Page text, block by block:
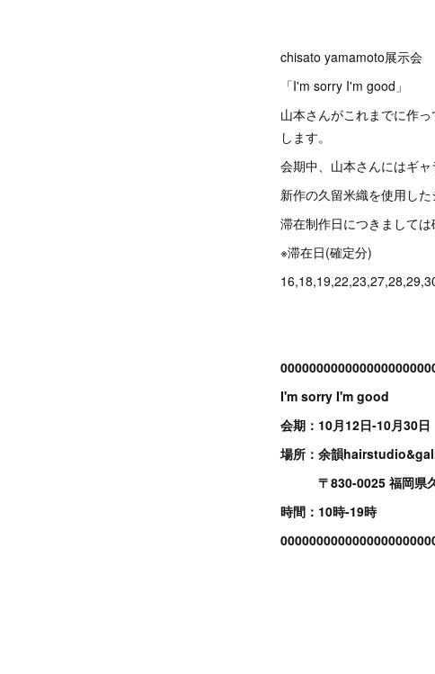
chisato yamamoto展示会
「I'm sorry I'm good」
山本さんがこれまでに作
します。
会期中、山本さんにはギ
新作の久留米織を使用し
滞在制作日につきまして
※滞在日(確定分)
I'm sorry I'm good
会期：10月12日-10月30日
場所：余韻
〒830-0025 福岡県久
時間：10時-19時